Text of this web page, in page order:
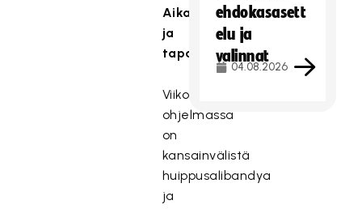
Aikataulu
ja
tapahtumaohjelma
Viikonlopun
ohjelmassa
on
kansainvälistä
huippusalibandya
ja
ehdokasasett
elu ja
valinnat
04.08.2026